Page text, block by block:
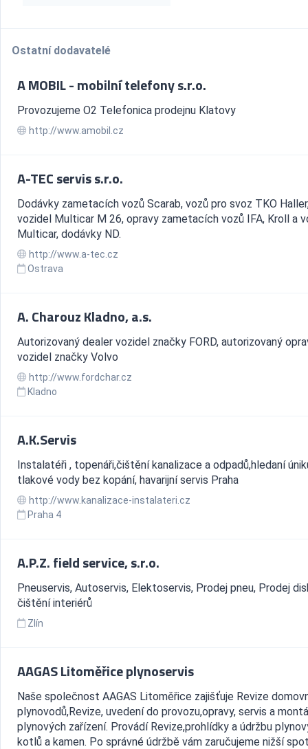
Ostatní dodavatelé
A MOBIL - mobilní telefony s.r.o.
Provozujeme O2 Telefonica prodejnu Klatovy
http://www.amobil.cz
A-TEC servis s.r.o.
Dodávky zametacích vozů Scarab, vozů pro svoz TKO
vozidel Multicar M 26, opravy zametacích vozů IFA, Kroll a
Multicar, dodávky ND.
http://www.a-tec.cz
Ostrava
A. Charouz Kladno, a.s.
Autorizovaný dealer vozidel značky FORD, autorizovaný
vozidel značky Volvo
http://www.fordchar.cz
Kladno
A.K.Servis
Instalatéři , topenáři,čištění kanalizace a odpadů,hledaní
tlakové vody bez kopání, havarijní servis Praha
http://www.kanalizace-instalateri.cz
Praha 4
A.P.Z. field service, s.r.o.
Pneuservis, Autoservis, Elektoservis, Prodej pneu, Prodej
čištění interiérů
Zlín
AAGAS Litoměřice plynoservis
Naše společnost AAGAS Litoměřice zajišťuje Revize
plynovodů,Revize, uvedení do provozu,opravy, servis a
plynových zařízení. Provádí Revize,prohlídky a údržbu
kotlů a kamen. Po správné údržbě vám zaručujeme nižší